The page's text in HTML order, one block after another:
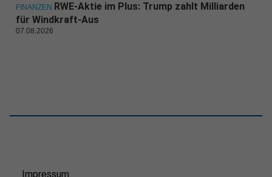
FINANZEN RWE-Aktie im Plus: Trump zahlt Milliarden
für Windkraft-Aus
07.08.2026
Impressum